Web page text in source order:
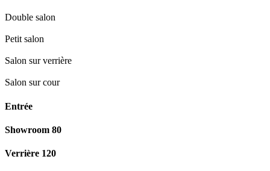
Double salon
Petit salon
Salon sur verrière
Salon sur cour
Entrée
Showroom 80
Verrière 120